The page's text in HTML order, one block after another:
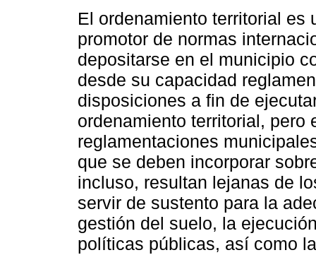
El ordenamiento territorial es
promotor de normas
depositarse en el municipio
desde su capacidad
disposiciones a fin de
ordenamiento territorial, pero
reglamentaciones
que se deben incorporar
incluso, resultan lejanas de
servir de sustento para la
gestión del suelo, la
políticas públicas, así como